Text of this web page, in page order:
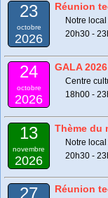
23
octobre
2026
Réunion
Notre
20h30 -
24
octobre
2026
GALA 2026
Centre
18h00 -
13
novembre
2026
Thème du
Notre
20h30 -
27 Réunion